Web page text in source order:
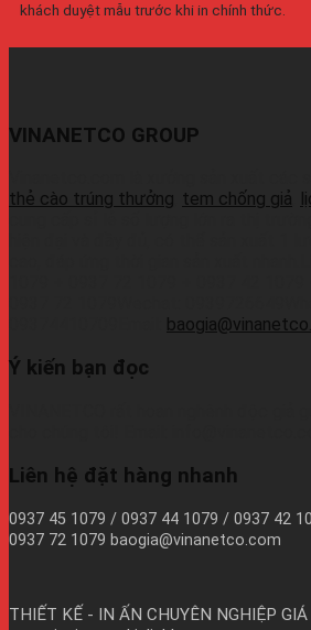
khách duyệt mẫu trước khi in chính thức.
VINANETCO GROUP
thẻ cào trúng thưởng tem chống giả
Ý kiến bạn đọc
Liên hệ đặt hàng nhanh
0937 45 1079 / 0937 44 1079 / 0937 42
0937 72 1079 baogia@vinanetco.com
THIẾT KẾ - IN ẤN CHUYÊN NGHIỆP GIÁ